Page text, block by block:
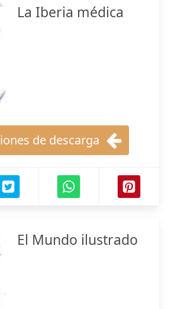
La Iberia médica
de descarga
El Mundo ilustrado